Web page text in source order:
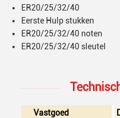
ER20/25/32/40
Eerste Hulp stukken
ER20/25/32/40 noten
ER20/25/32/40 sleutel
Vastgoed